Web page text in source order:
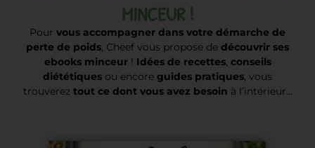
MINCEUR !
Pour vous accompagner dans votre démarche de
perte de poids, Cheef vous propose de découvrir ses
ebooks minceur! Idées de recettes, conseils
diététiques ou encore guides pratiques, vous
trouverez tout ce dont vous avez besoin à l’intérieur…